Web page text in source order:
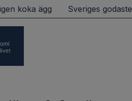
glassar – enligt tillverkarna